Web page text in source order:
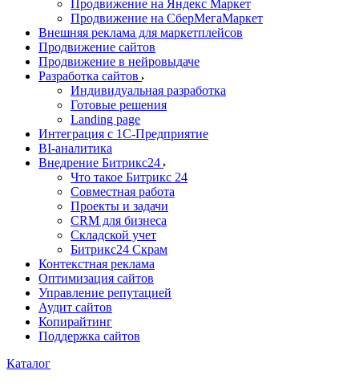
Продвижение на Яндекс Маркет
Продвижение на СберМегаМаркет
Внешняя реклама для маркетплейсов
Продвижение сайтов
Продвижение в нейровыдаче
Разработка сайтов
Индивидуальная разработка
Готовые решения
Landing page
Интеграция с 1С-Предприятие
BI-аналитика
Внедрение Битрикс24
Что такое Битрикс 24
Совместная работа
Проекты и задачи
СRМ для бизнеса
Складской учет
Битрикс24 Скрам
Контекстная реклама
Оптимизация сайтов
Управление репутацией
Аудит сайтов
Копирайтинг
Поддержка сайтов
Каталог